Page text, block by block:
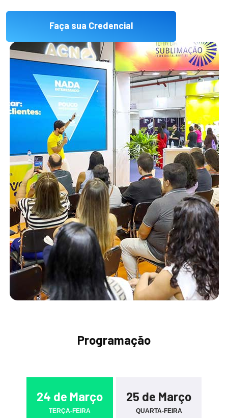
Faça sua Credencial
Agora!
Programação
24 de Março
TERÇA-FEIRA
25 de Março
QUARTA-FEIRA